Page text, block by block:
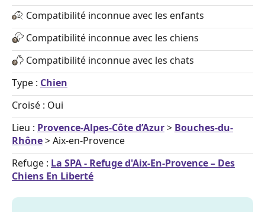
Compatibilité inconnue avec les enfants
Compatibilité inconnue avec les chiens
Compatibilité inconnue avec les chats
Type : Chien
Croisé : Oui
Lieu : Provence-Alpes-Côte d’Azur> Bouches-du-
Rhône> Aix-en-Provence
Refuge : La SPA - Refuge d'Aix-En-Provence – Des
Chiens En Liberté